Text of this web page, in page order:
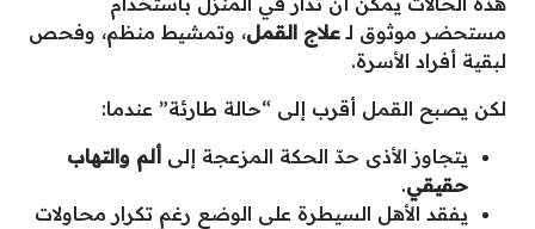
مستحضر موثوق لـ علاج القمل، وتمشيط منظم، وفحص
لبقية أفراد الأسرة.
لكن يصبح القمل أقرب إلى “حالة طارئة” عندما:
يتجاوز الأذى حدّ الحكة المزعجة إلى ألم والتهاب
حقيقي.
يفقد الأهل السيطرة على الوضع رغم تكرار محاولات